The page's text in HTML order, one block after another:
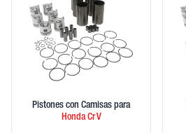
Pistones con Camisas para
HondaCr V